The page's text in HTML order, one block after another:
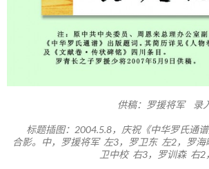
供稿：罗援将军 录
标题插图：2004.5.8，庆祝《中华罗氏通
合影。中，罗援将军 左3，罗卫东 左2，罗
卫中校 右3，罗训森 右